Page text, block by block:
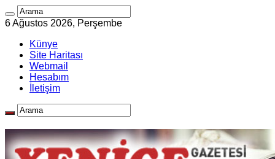
6 Ağustos 2026, Perşembe
Künye
Site Haritası
Webmail
Hesabım
İletişim